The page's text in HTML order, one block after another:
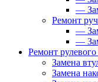
—
Ремонт
—
—
Ремонт
Замена
Замена